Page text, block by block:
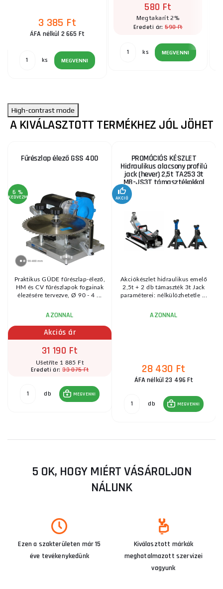
3 385 Ft
ÁFA nélkül 2 665 Ft
ks MEGVENNI
580 Ft
Megtakarít 2%
Eredeti ár:590 Ft
ks MEGVENNI
High-contrast mode
A KIVÁLASZTOTT TERMÉKHEZ JÓL JÖHET
Fűrészlap élező GSS 400
6 %
KEDVEZMÉNY
Praktikus GÜDE fűrészlap-élező,
HM és CV fűrészlapok fogainak
élezésére tervezve, Ø 90 - 4 ...
AZONNAL
Akciós ár
31 190 Ft
Ušetříte 1 885 Ft
Eredeti ár:33 075 Ft
db MEGVENNI
PROMÓCIÓS KÉSZLET
Hidraulikus alacsony profilú
jack (hever) 2,5t TA253 3t
MB-JS3T támasztékokkal
AKCIÓ
Akciókészlet hidraulikus emelő
2,5t + 2 db támaszték 3t Jack
paraméterei: nélkülözhetetle ...
AZONNAL
28 430 Ft
ÁFA nélkül 23 496 Ft
db MEGVENNI
5 OK, HOGY MIÉRT VÁSÁROLJON
NÁLUNK
Ezen a szakterületen már 15
éve tevékenykedünk
Kiválasztott márkák
meghatalmazott szervizei
vagyunk